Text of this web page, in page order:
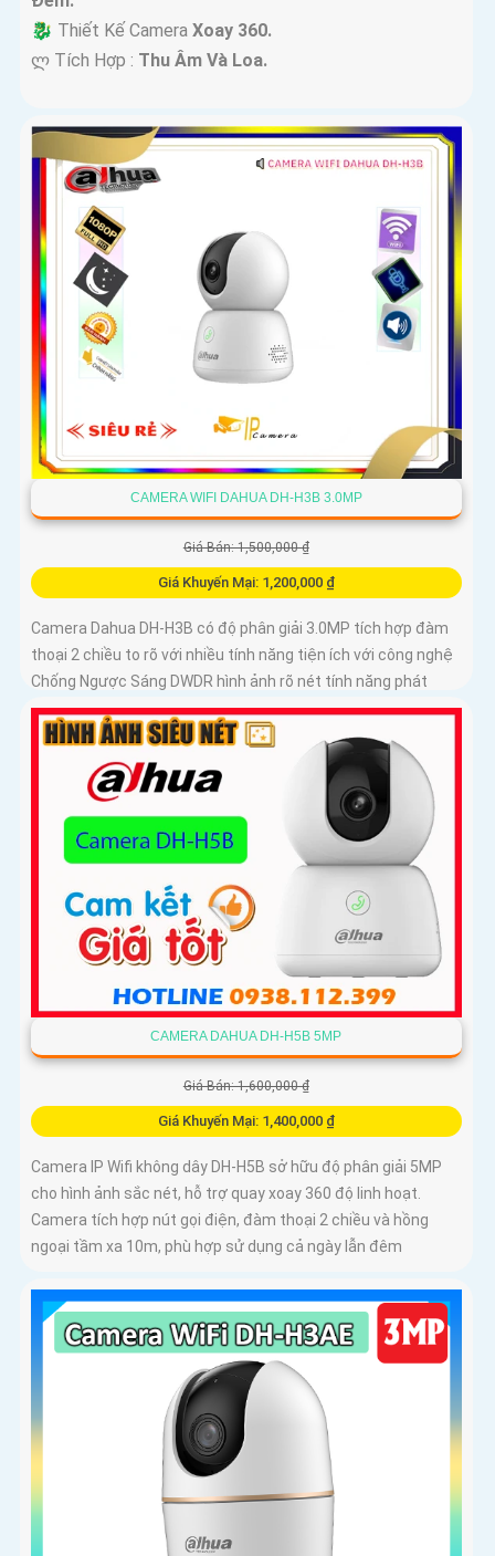
🐉️ Thiết Kế Camera Xoay 360.
️ლ Tích Hợp : Thu Âm Và Loa.
CAMERA WIFI DAHUA DH-H3B 3.0MP
Giá Bán: 1,500,000 ₫
Giá Khuyến Mại: 1,200,000 ₫
Camera Dahua DH-H3B có độ phân giải 3.0MP tích hợp đàm
thoại 2 chiều to rõ với nhiều tính năng tiện ích với công nghệ
Chống Ngược Sáng DWDR hình ảnh rõ nét tính năng phát
hiện chuyển động phân biệt người và chuyển động khác,
Hồng ngoại 10m cho giám sát ban đêm sắc nét dù thiếu ánh
CAMERA DAHUA DH-H5B 5MP
Giá Bán: 1,600,000 ₫
Giá Khuyến Mại: 1,400,000 ₫
Camera IP Wifi không dây DH-H5B sở hữu độ phân giải 5MP
cho hình ảnh sắc nét, hỗ trợ quay xoay 360 độ linh hoạt.
Camera tích hợp nút gọi điện, đàm thoại 2 chiều và hồng
ngoại tầm xa 10m, phù hợp sử dụng cả ngày lẫn đêm